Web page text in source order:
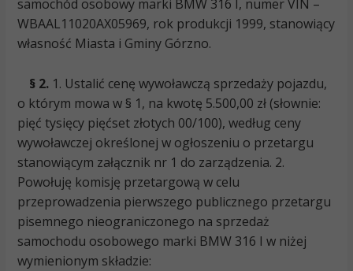
samochód osobowy marki BMW 316 I, numer VIN –
WBAAL11020AX05969, rok produkcji 1999, stanowiący
własność Miasta i Gminy Górzno.
§ 2. 1. Ustalić cenę wywoławczą sprzedaży pojazdu,
o którym mowa w § 1, na kwotę 5.500,00 zł (słownie:
pięć tysięcy pięćset złotych 00/100), według ceny
wywoławczej określonej w ogłoszeniu o przetargu
stanowiącym załącznik nr 1 do zarządzenia. 2.
Powołuję komisję przetargową w celu
przeprowadzenia pierwszego publicznego przetargu
pisemnego nieograniczonego na sprzedaż
samochodu osobowego marki BMW 316 I w niżej
wymienionym składzie: